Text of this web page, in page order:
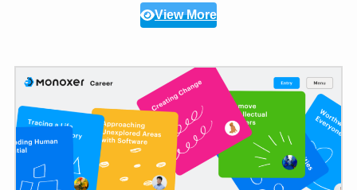
View More